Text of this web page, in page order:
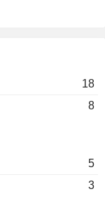
18
8
5
3